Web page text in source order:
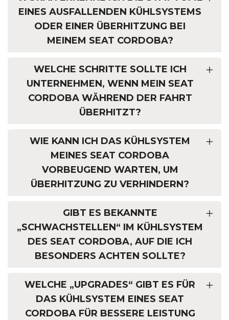
EINES AUSFALLENDEN KÜHLSYSTEMS
ODER EINER ÜBERHITZUNG BEI
MEINEM SEAT CORDOBA?
WELCHE SCHRITTE SOLLTE ICH
UNTERNEHMEN, WENN MEIN SEAT
CORDOBA WÄHREND DER FAHRT
ÜBERHITZT?
WIE KANN ICH DAS KÜHLSYSTEM
MEINES SEAT CORDOBA
VORBEUGEND WARTEN, UM
ÜBERHITZUNG ZU VERHINDERN?
GIBT ES BEKANNTE
„SCHWACHSTELLEN“ IM KÜHLSYSTEM
DES SEAT CORDOBA, AUF DIE ICH
BESONDERS ACHTEN SOLLTE?
WELCHE „UPGRADES“ GIBT ES FÜR
DAS KÜHLSYSTEM EINES SEAT
CORDOBA FÜR BESSERE LEISTUNG